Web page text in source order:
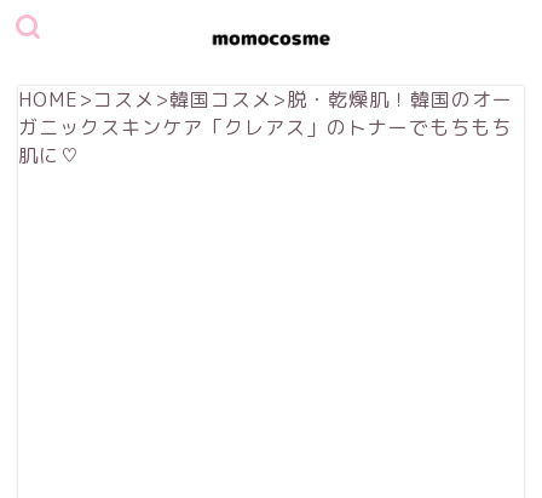
HOME>コスメ >韓国コスメ >脱・乾燥肌！韓国のオー
ガニックスキンケア「クレアス」のトナーでもちもち
肌に♡